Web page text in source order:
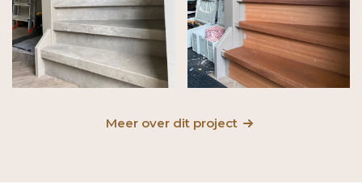
Meer over dit project